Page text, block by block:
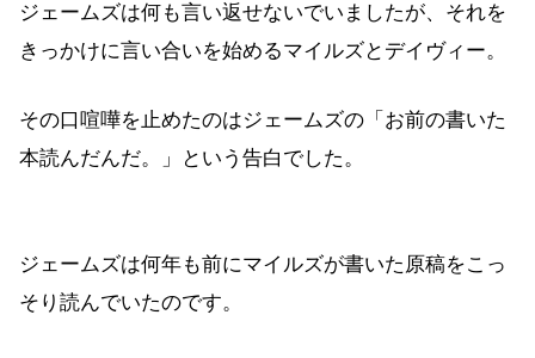
ジェームズは何も言い返せないでいましたが、それを
きっかけに言い合いを始めるマイルズとデイヴィー。
その口喧嘩を止めたのはジェームズの「お前の書いた
本読んだんだ。」という告白でした。
ジェームズは何年も前にマイルズが書いた原稿をこっ
そり読んでいたのです。